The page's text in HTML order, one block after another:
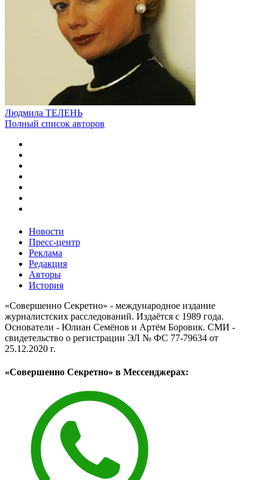
Людмила ТЕЛЕНЬ
Полный список авторов
Новости
Пресс-центр
Реклама
Редакция
Авторы
История
«Совершенно Секретно» - международное издание
журналистских расследований. Издаётся с 1989 года.
Основатели - Юлиан Семёнов и Артём Боровик. CМИ -
свидетельство о регистрации ЭЛ № ФС 77-79634 от
25.12.2020 г.
«Совершенно Секретно» в Мессенджерах: